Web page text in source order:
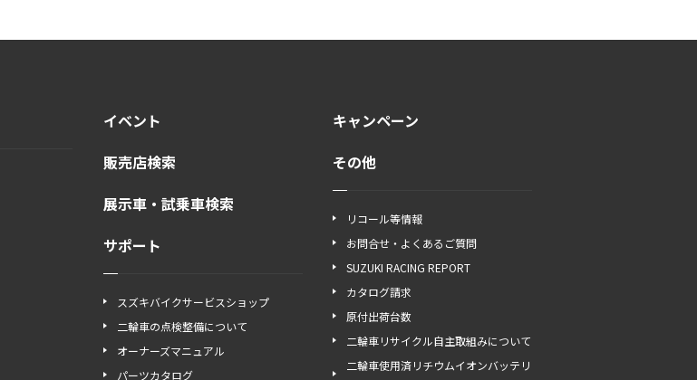
イベント
販売店検索
展示車・試乗車検索
サポート
スズキバイクサービスショップ
二輪車の点検整備について
オーナーズマニュアル
パーツカタログ
キャンペーン
その他
リコール等情報
お問合せ・よくあるご質問
SUZUKI RACING REPORT
カタログ請求
原付出荷台数
二輪車リサイクル自主取組みについて
二輪車使用済リチウムイオンバッテリ